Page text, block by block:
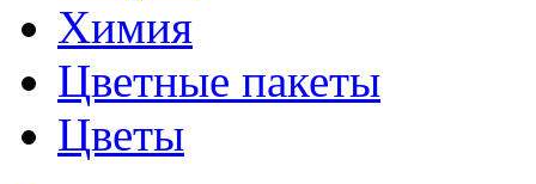
Химия
Цветные пакеты
Цветы